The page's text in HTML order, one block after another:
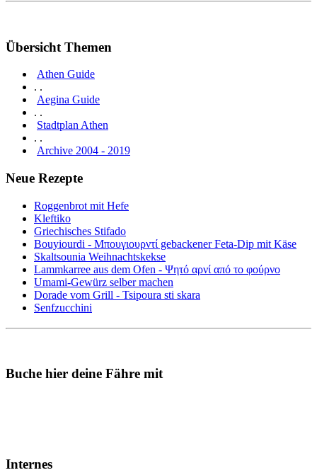
Übersicht Themen
Athen Guide
. .
Aegina Guide
. .
Stadtplan Athen
. .
Archive 2004 - 2019
Neue Rezepte
Roggenbrot mit Hefe
Kleftiko
Griechisches Stifado
Bouyiourdi - Μπουγιουρντί gebackener Feta-Dip mit Käse
Skaltsounia Weihnachtskekse
Lammkarree aus dem Ofen - Ψητό αρνί από το φούρνο
Umami-Gewürz selber machen
Dorade vom Grill - Tsipoura sti skara
Senfzucchini
Buche hier deine Fähre mit
Internes